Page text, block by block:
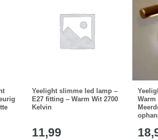
Yeelight slimme led lamp –
E27 fitting – Warm Wit 2700
Kelvin
11,99